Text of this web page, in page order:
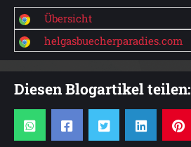
Übersicht
helgasbuecherparadies.com
Diesen Blogartikel teilen: